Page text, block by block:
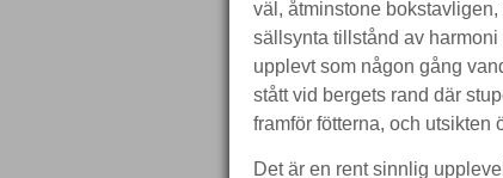
väl, åtminstone
sällsynta tillstånd av
upplevt som någon gång
stått vid bergets rand där
framför fötterna, och utsikten
Det är en rent sinnlig